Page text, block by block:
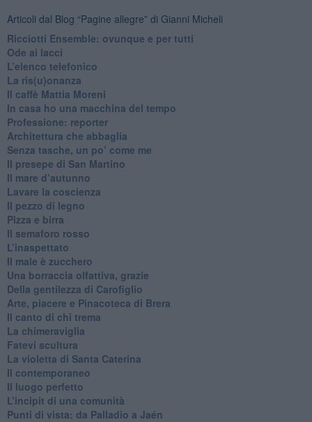
Articoli dal Blog “Pagine allegre” di Gianni Micheli
​Ricciotti Ensemble: ovunque e per tutti
Ode ai lacci
​L’elenco telefonico
​La ris(u)onanza
​Il caffè Mattia Moreni
​In casa ho una macchina del tempo
Professione: reporter
Architettura che abbaglia
​Senza tasche, un po’ come me
​Il presepe di San Martino
​Il mare d’autunno
​Lavare la coscienza
​Il pezzo di legno
​Pizza e birra
​Il semaforo rosso
​L’inaspettato
​Il male è zucchero
​Una borraccia olfattiva, grazie
​Della gentilezza di Carofiglio
Arte, piacere e Pinacoteca di Brera
​Il canto di chi trema
La chimeraviglia
​Fatevi scultura
​La violetta di Santa Caterina
​Il contemporaneo
​Il luogo perfetto
​L’incipit di una comunità
Punti di vista: da Palladio a Jaén